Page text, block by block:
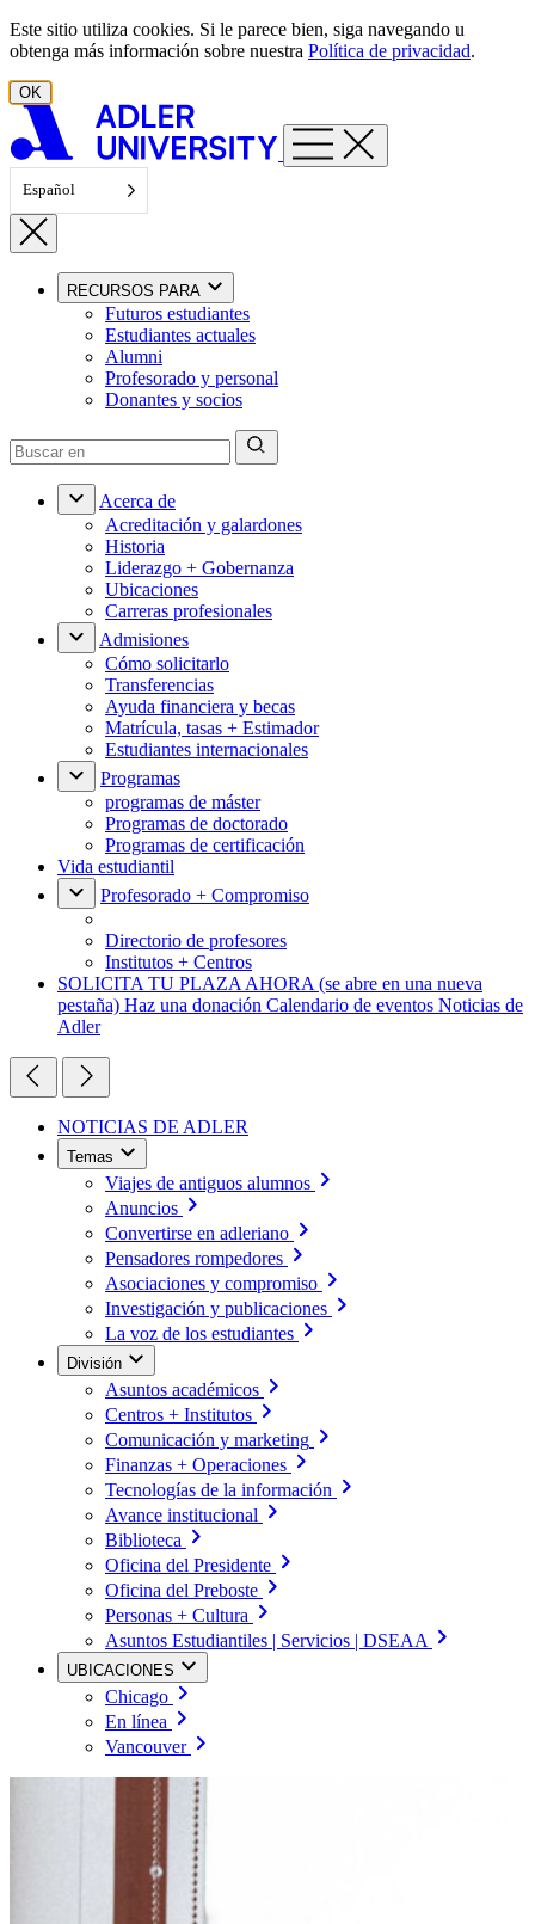
Ir al contenido
Este sitio utiliza cookies. Si le parece bien, siga navegando u
obtenga más información sobre nuestra Política de privacidad.
OK
Español
RECURSOS PARA
Futuros estudiantes
Estudiantes actuales
Alumni
Profesorado y personal
Donantes y socios
Acerca de
Acreditación y galardones
Historia
Liderazgo + Gobernanza
Ubicaciones
Carreras profesionales
Admisiones
Cómo solicitarlo
Transferencias
Ayuda financiera y becas
Matrícula, tasas + Estimador
Estudiantes internacionales
Programas
programas de máster
Programas de doctorado
Programas de certificación
Vida estudiantil
Profesorado + Compromiso
Directorio de profesores
Institutos + Centros
SOLICITA TU PLAZA AHORA (se abre en una nueva
pestaña) Haz una donación Calendario de eventos Noticias de
Adler
NOTICIAS DE ADLER
Temas
Viajes de antiguos alumnos
Anuncios
Convertirse en adleriano
Pensadores rompedores
Asociaciones y compromiso
Investigación y publicaciones
La voz de los estudiantes
División
Asuntos académicos
Centros + Institutos
Comunicación y marketing
Finanzas + Operaciones
Tecnologías de la información
Avance institucional
Biblioteca
Oficina del Presidente
Oficina del Preboste
Personas + Cultura
Asuntos Estudiantiles | Servicios | DSEAA
UBICACIONES
Chicago
En línea
Vancouver